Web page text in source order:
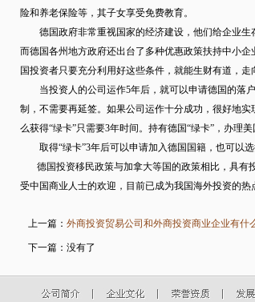
险和养老保险等，其子女享受免费教育。
德国政府非常重视国家的经济建设，他们给企业生
而德国各州地方政府还出台了多种优惠政策扶持中小
国投资者只要充分利用好这些条件，就能生财有道，走
当投资人的公司运作5年后，就可以申请德国的落户
制，不需要再延签。如果公司运作十分成功，很好地
么获得“绿卡”只需要3年时间。持有德国“绿卡”，办理
取得“绿卡”3年后可以申请加入德国国籍，也可以选
德国投资移民政策与加拿大等国的政策相比，具有
受中国商业人士的欢迎，目前已成为我国海外投资的热
上一篇： 外商投资贸易公司和外商投资商业企业有什
下一篇：没有了